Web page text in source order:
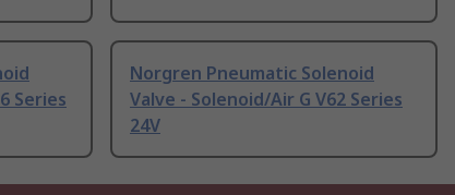
Series
Norgren Pneumatic Solenoid
Valve - Solenoid/Air G V62 Series
24V